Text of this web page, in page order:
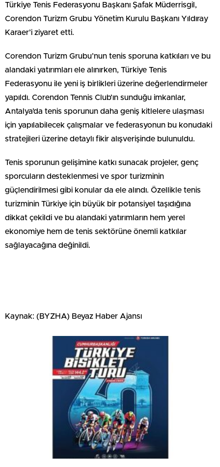
Türkiye Tenis Federasyonu Başkanı Şafak Müderrisgil,
Corendon Turizm Grubu Yönetim Kurulu Başkanı Yıldıray
Karaer’i ziyaret etti.
Corendon Turizm Grubu’nun tenis sporuna katkıları ve bu
alandaki yatırımları ele alınırken, Türkiye Tenis
Federasyonu ile yeni iş birlikleri üzerine değerlendirmeler
yapıldı. Corendon Tennis Club’ın sunduğu imkanlar,
Antalya’da tenis sporunun daha geniş kitlelere ulaşması
için yapılabilecek çalışmalar ve federasyonun bu konudaki
stratejileri üzerine detaylı fikir alışverişinde bulunuldu.
Tenis sporunun gelişimine katkı sunacak projeler, genç
sporcuların desteklenmesi ve spor turizminin
güçlendirilmesi gibi konular da ele alındı. Özellikle tenis
turizminin Türkiye için büyük bir potansiyel taşıdığına
dikkat çekildi ve bu alandaki yatırımların hem yerel
ekonomiye hem de tenis sektörüne önemli katkılar
sağlayacağına değinildi.
Kaynak: (BYZHA) Beyaz Haber Ajansı